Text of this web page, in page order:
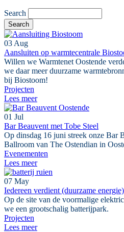
Search
03 Aug
Aansluiten op warmtecentrale
Willen we Warmtenet Oostende
we daar meer duurzame
bij Biostoom!
Projecten
Lees meer
01 Jul
Bar Beauvent met Tobe Steel
Op dinsdag 16 juni streek onze Bar
Ballroom van The Ostendian in
Evenementen
Lees meer
07 May
Iedereen verdient (duurzame
Op de site van de voormalige
we een grootschalig batterijpark.
Projecten
Lees meer